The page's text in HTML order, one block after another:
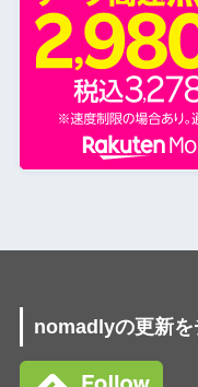
nomadlyの更新を